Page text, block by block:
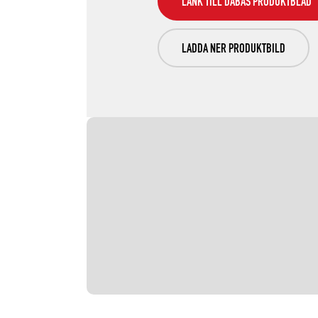
LÄNK TILL DABAS PRODUKTBLAD
LADDA NER PRODUKTBILD